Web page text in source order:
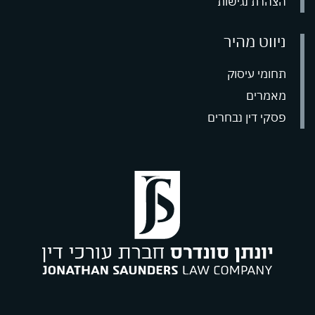
ניווט מהיר
תחומי עיסוק
מאמרים
פסקי דין נבחרים